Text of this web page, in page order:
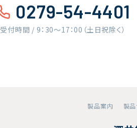
0279-54-4401
受付時間 / 9：30〜17：00（土日祝除く）
製品案内 製品